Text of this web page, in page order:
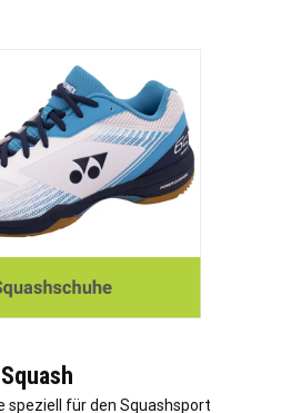
speziell für den Squashsport